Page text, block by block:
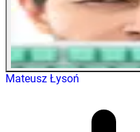
Mateusz Łysoń